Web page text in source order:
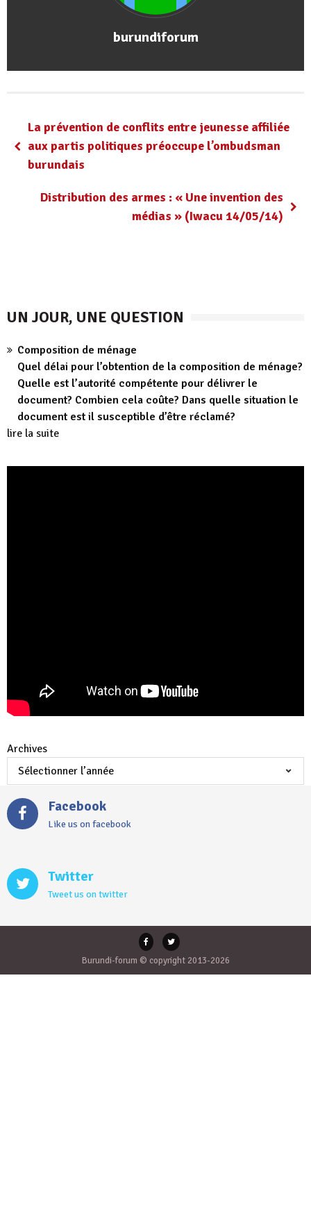
burundiforum
La prévention de conflits entre jeunesse affiliée
aux partis politiques préoccupe l’ombudsman
burundais
Distribution des armes : « Une invention des
médias » (Iwacu 14/05/14)
UN JOUR, UNE QUESTION
Composition de ménage
Quel délai pour l’obtention de la composition de ménage?
Quelle est l’autorité compétente pour délivrer le
document? Combien cela coûte? Dans quelle situation le
document est il susceptible d’être réclamé?
lire la suite
Archives
Facebook
Like us on facebook
Twitter
Tweet us on twitter
Burundi-forum © copyright 2013-2026